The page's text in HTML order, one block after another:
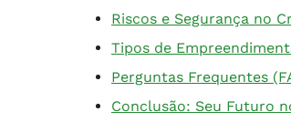
Riscos e Segurança no
Tipos de
Perguntas Frequentes
Conclusão: Seu Futuro